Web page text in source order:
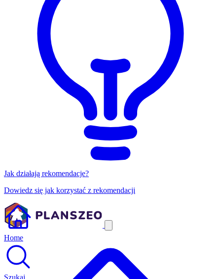
Jak działają rekomendacje?
Dowiedz się jak korzystać z rekomendacji
Home
Szukaj